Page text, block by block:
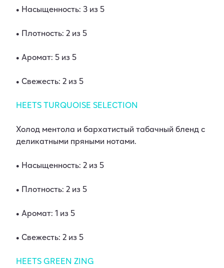
• Насыщенность: 3 из 5
• Плотность: 2 из 5
• Аромат: 5 из 5
• Свежесть: 2 из 5
HEETS TURQUOISE SELECTION
Холод ментола и бархатистый табачный бленд с
деликатными пряными нотами.
• Насыщенность: 2 из 5
• Плотность: 2 из 5
• Аромат: 1 из 5
• Свежесть: 2 из 5
HEETS GREEN ZING